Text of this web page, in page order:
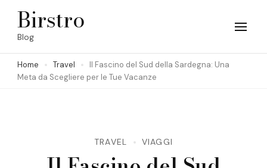
Skip
(Press
Birstro
Blog
Home Travel
Il Fascino del Sud della Sardegna: Una
Meta da Scegliere per le Tue Vacanze
TRAVEL VIAGGI